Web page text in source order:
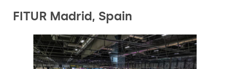
FITUR Madrid, Spain